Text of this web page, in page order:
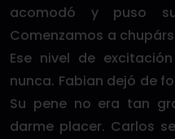
acomodó y puso
Comenzamos a
Ese nivel de
nunca. Fabian dejó de
Su pene no era tan
darme placer. Carlos